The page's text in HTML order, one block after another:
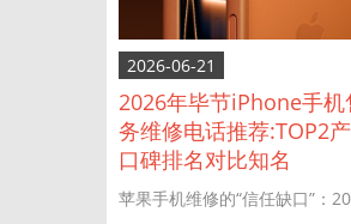
2026-06-21
2026年毕节iPhone手机
务维修电话推荐:TOP2
口碑排名对比知名
苹果手机维修的“信任缺口”：